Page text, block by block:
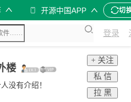
开源中国APP 切
登录
楼
没有介绍！
+ 关注
私 信
拉 黑